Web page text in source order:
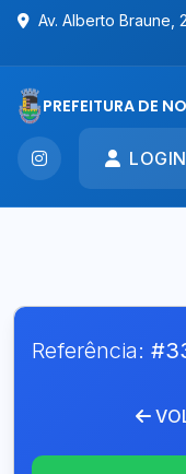
Av. Alberto Braune,
PREFEITURA DE
LOGIN
Referência: